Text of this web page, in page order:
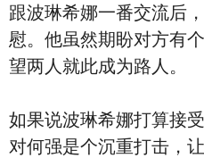
跟波琳希娜一番交流后
慰。他虽然期盼对方有
望两人就此成为路人。
如果说波琳希娜打算接
对何强是个沉重打击，